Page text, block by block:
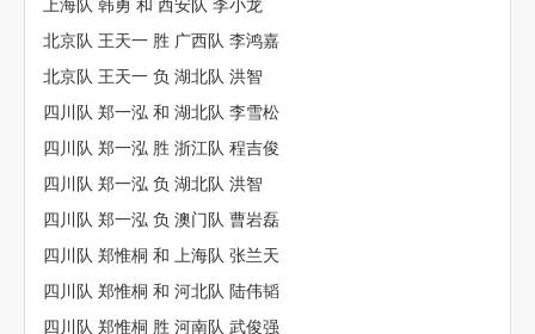
上海队 韩勇 和 西安队 李小龙
北京队 王天一 胜 广西队 李鸿嘉
北京队 王天一 负 湖北队 洪智
四川队 郑一泓 和 湖北队 李雪松
四川队 郑一泓 胜 浙江队 程吉俊
四川队 郑一泓 负 湖北队 洪智
四川队 郑一泓 负 澳门队 曹岩磊
四川队 郑惟桐 和 上海队 张兰天
四川队 郑惟桐 和 河北队 陆伟韬
四川队 郑惟桐 胜 河南队 武俊强